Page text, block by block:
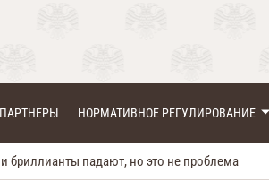
ПАРТНЕРЫ НОРМАТИВНОЕ РЕГУЛИРОВАНИЕ
падают, но это не проблема